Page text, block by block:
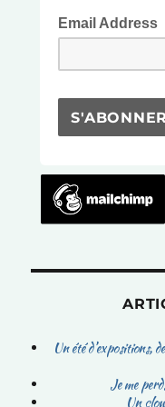
Email Address
Un été d’expositions,
Je me
Un